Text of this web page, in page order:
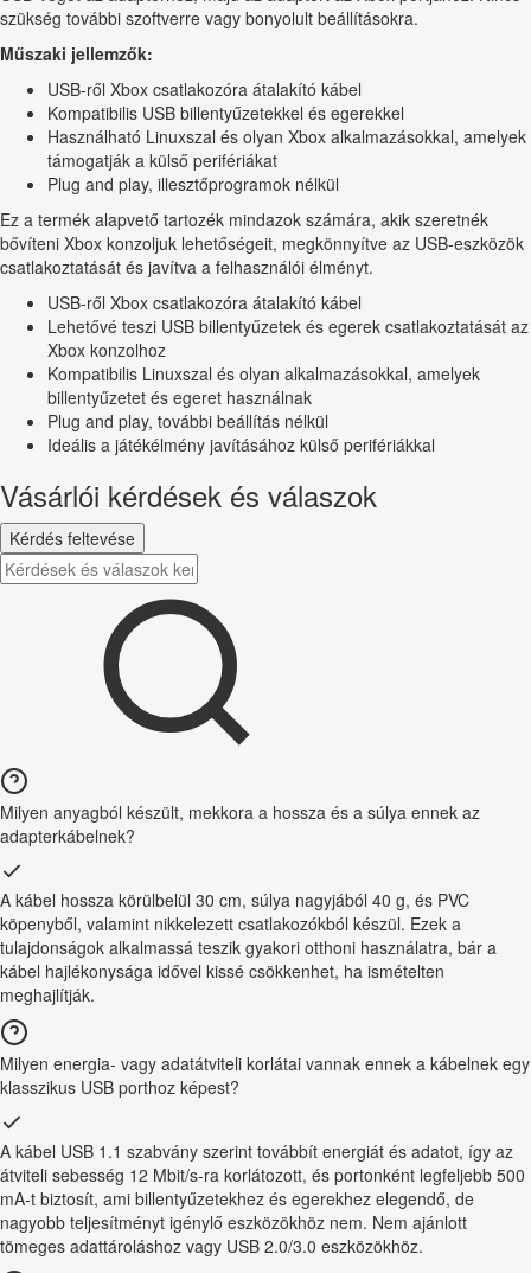
szükség további szoftverre vagy bonyolult beállításokra.
Műszaki jellemzők:
USB-ről Xbox csatlakozóra átalakító kábel
Kompatibilis USB billentyűzetekkel és egerekkel
Használható Linuxszal és olyan Xbox alkalmazásokkal, amelyek
támogatják a külső perifériákat
Plug and play, illesztőprogramok nélkül
Ez a termék alapvető tartozék mindazok számára, akik szeretnék
bővíteni Xbox konzoljuk lehetőségeit, megkönnyítve az USB-eszközök
csatlakoztatását és javítva a felhasználói élményt.
USB-ről Xbox csatlakozóra átalakító kábel
Lehetővé teszi USB billentyűzetek és egerek csatlakoztatását az
Xbox konzolhoz
Kompatibilis Linuxszal és olyan alkalmazásokkal, amelyek
billentyűzetet és egeret használnak
Plug and play, további beállítás nélkül
Ideális a játékélmény javításához külső perifériákkal
Vásárlói kérdések és válaszok
Kérdés feltevése
Milyen anyagból készült, mekkora a hossza és a súlya ennek az
adapterkábelnek?
A kábel hossza körülbelül 30 cm, súlya nagyjából 40 g, és PVC
köpenyből, valamint nikkelezett csatlakozókból készül. Ezek a
tulajdonságok alkalmassá teszik gyakori otthoni használatra, bár a
kábel hajlékonysága idővel kissé csökkenhet, ha ismételten
meghajlítják.
Milyen energia- vagy adatátviteli korlátai vannak ennek a kábelnek egy
klasszikus USB porthoz képest?
A kábel USB 1.1 szabvány szerint továbbít energiát és adatot, így az
átviteli sebesség 12 Mbit/s-ra korlátozott, és portonként legfeljebb 500
mA-t biztosít, ami billentyűzetekhez és egerekhez elegendő, de
nagyobb teljesítményt igénylő eszközökhöz nem. Nem ajánlott
tömeges adattároláshoz vagy USB 2.0/3.0 eszközökhöz.